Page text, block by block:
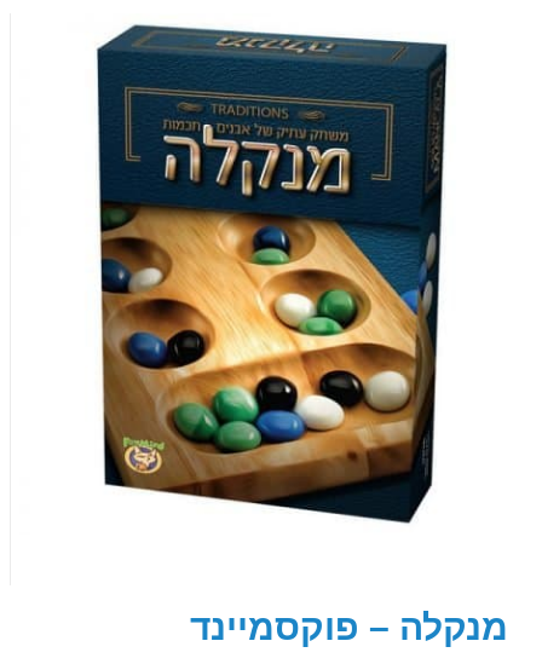
מנקלה – פוקסמיינד